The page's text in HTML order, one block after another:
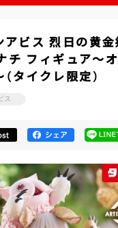
アビス 烈日の黄
チ フィギュア～
タイクレ限定）
ス